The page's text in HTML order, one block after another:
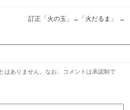
訂正「火の玉」→「火だるま」 →
はありません。なお、コメントは承認制で